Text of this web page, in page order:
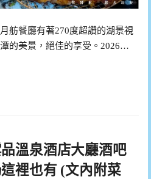
舫餐廳有著270度超讚的湖景視
的美景，絕佳的享受。2026…
溫泉酒店大廳酒吧
裡也有 (文內附菜